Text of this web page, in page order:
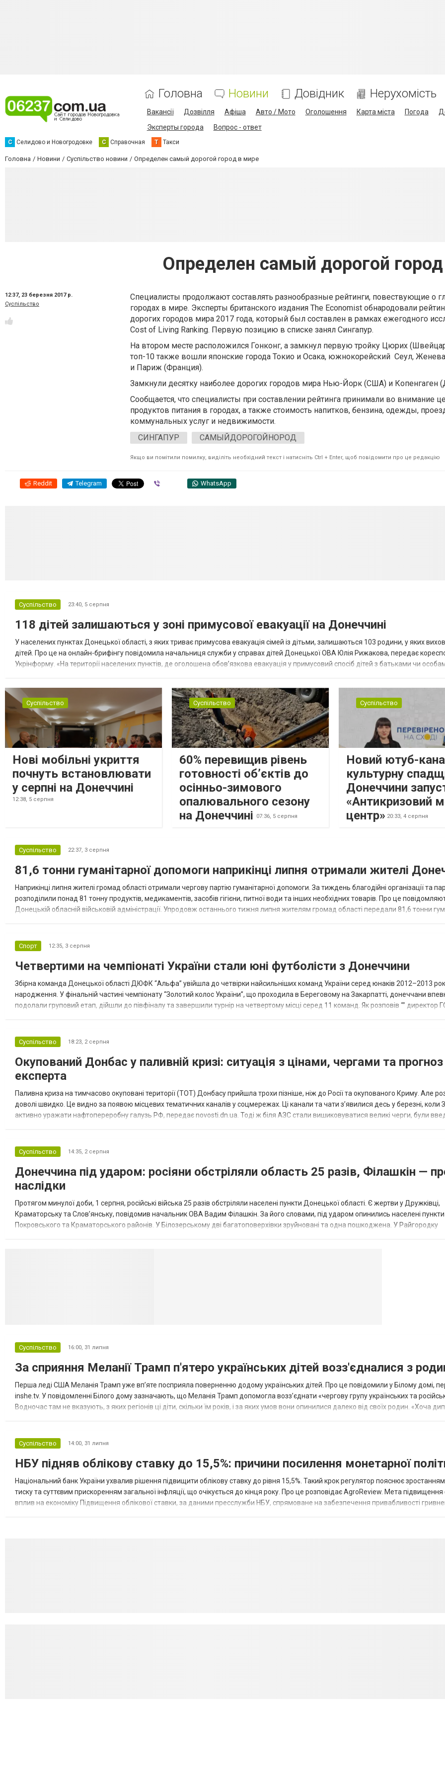
Головна Новини Довідник Нерухомість
Вакансії Дозвілля Афіша Авто / Мото Оголошення Карта міста Погода
Эксперты города
Вопрос - ответ
С Селидово и Новогродовке С Справочная Т Такси
Головна Новини Суспільство новини Определен самый дорогой город в мире
Определен самый дорогой
12:37, 23 березня 2017 р.
Суспільство
Специалисты продолжают составлять разнообразные рейтинги, повествующие о
городах в мире. Эксперты британского издания The Economist обнародовали
дорогих городов мира 2017 года, который был составлен в рамках ежегодного
Cost of Living Ranking. Первую позицию в списке занял Сингапур.
На втором месте расположился Гонконг, а замкнул первую тройку Цюрих
топ-10 также вошли японские города Токио и Осака, южнокорейский Сеул,
и Париж (Франция).
Замкнули десятку наиболее дорогих городов мира Нью-Йорк (США) и Копенгаген
Сообщается, что специалисты при составлении рейтинга принимали во внимание
продуктов питания в городах, а также стоимость напитков, бензина, одежды,
коммунальных услуг и недвижимости.
СИНГАПУР
САМЫЙДОРОГОЙНОРОД
Якщо ви помітили помилку, виділіть необхідний текст і натисніть Ctrl + Enter, щоб повідомити про це редакцію
Reddit Telegram WhatsApp
Суспільство 23:40, 5 серпня
118 дітей залишаються у зоні примусової евакуації на Донеччині
У населених пунктах Донецької області, з яких триває примусова евакуація сімей із дітьми, залишаються 103 родини, у яких
дітей. Про це на онлайн-брифінгу повідомила начальниця служби у справах дітей Донецької ОВА Юлія Рижакова, передає
Укрінформу. «На території населених пунктів, де оголошена обов’язкова евакуація у примусовий спосіб дітей з батьками чи
Суспільство
Нові мобільні укриття
почнуть встановлювати
у серпні на Донеччині
12:38, 5 серпня
Суспільство
60% перевищив рівень
готовності об’єктів до
осінньо-зимового
опалювального сезону
на Донеччині
07:36, 5 серпня
Суспільство
Новий ютуб-
культурну
Донеччини
«Антикризовий
центр» 20:33, 4 серпня
Суспільство 22:37, 3 серпня
81,6 тонни гуманітарної допомоги наприкінці липня отримали жителі
Наприкінці липня жителі громад області отримали чергову партію гуманітарної допомоги. За тиждень благодійні організації та
розподілили понад 81 тонну продуктів, медикаментів, засобів гігієни, питної води та інших необхідних товарів. Про це
Донецькій обласній військовій адміністрації. Упродовж останнього тижня липня жителям громад області передали 81,6 тонни
Спорт 12:35, 3 серпня
Четвертими на чемпіонаті України стали юні футболісти з Донеччини
Збірна команда Донецької області ДЮФК “Альфа” увійшла до четвірки найсильніших команд України серед юнаків 2012–2013
народження. У фінальній частині чемпіонату “Золотий колос України”, що проходила в Береговому на Закарпатті, донеччани
подолали груповий етап, дійшли до півфіналу та завершили турнір на четвертому місці серед 11 команд. Як розповів “” директор
Суспільство 18:23, 2 серпня
Окупований Донбас у паливній кризі: ситуація з цінами, чергами та прогноз
експерта
Паливна криза на тимчасово окуповані території (ТОТ) Донбасу прийшла трохи пізніше, ніж до Росії та окупованого Криму. Але
доволі швидко. Це видно за появою місцевих тематичних каналів у соцмережах. Ці канали та чати з’явилися десь у березні, коли
активно уражати нафтопереробну галузь РФ, передає novosti.dn.ua. Тоді ж біля АЗС стали вишиковуватися великі черги, були
Суспільство 14:35, 2 серпня
Донеччина під ударом: росіяни обстріляли область 25 разів, Філашкін —
наслідки
Протягом минулої доби, 1 серпня, російські війська 25 разів обстріляли населені пункти Донецької області. Є жертви у Дружківці,
Краматорську та Слов’янську, повідомив начальник ОВА Вадим Філашкін. За його словами, під ударом опинились населені пункти
Покровського та Краматорського районів. У Білозерському дві багатоповерхівки зруйновані та одна пошкоджена. У Райгородку
Суспільство 16:00, 31 липня
За сприяння Меланії Трамп п'ятеро українських дітей возз'єдналися з
Перша леді США Меланія Трамп уже впʼяте посприяла поверненню додому українських дітей. Про це повідомили у Білому домі,
inshe.tv. У повідомленні Білого дому зазначають, що Меланія Трамп допомогла возз’єднати «чергову групу українських та
Водночас там не вказують, з яких регіонів ці діти, скільки їм років, і за яких умов вони опинилися далеко від своїх родин. «Хоча
Суспільство 14:00, 31 липня
НБУ підняв облікову ставку до 15,5%: причини посилення монетарної
Національний банк України ухвалив рішення підвищити облікову ставку до рівня 15,5%. Такий крок регулятор пояснює
тиску та суттєвим прискоренням загальної інфляції, що очікується до кінця року. Про це розповідає AgroReview. Мета підвищення
вплив на економіку Підвищення облікової ставки, за даними пресслужби НБУ, спрямоване на забезпечення привабливості